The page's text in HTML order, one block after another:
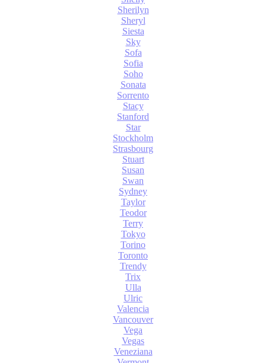
Sherilyn
Sheryl
Siesta
Sky
Sofa
Sofia
Soho
Sonata
Sorrento
Stacy
Stanford
Star
Stockholm
Strasbourg
Stuart
Susan
Swan
Sydney
Taylor
Teodor
Terry
Tokyo
Torino
Toronto
Trendy
Trix
Ulla
Ulric
Valencia
Vancouver
Vega
Vegas
Veneziana